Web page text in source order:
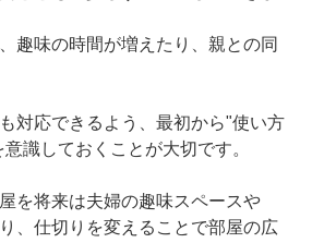
趣味の時間が増えたり、親との同
対応できるよう、最初から"使い方
識しておくことが大切です。
を将来は夫婦の趣味スペースや
、仕切りを変えることで部屋の広